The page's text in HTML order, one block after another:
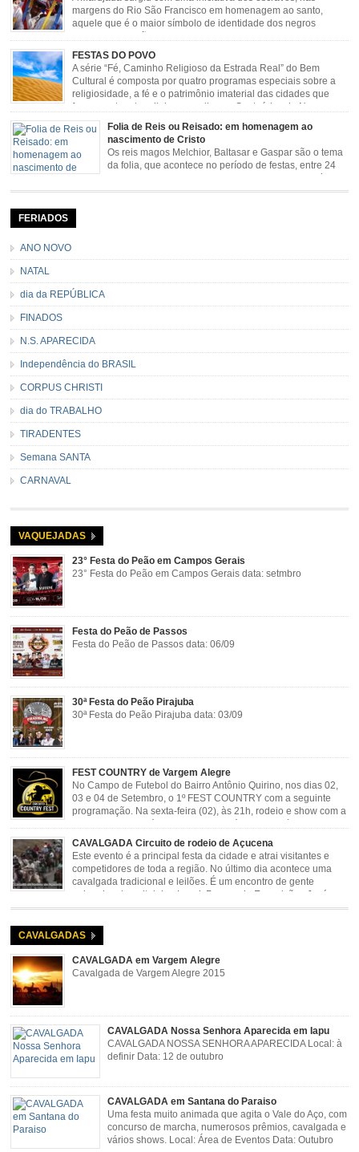
margens do Rio São Francisco em homenagem ao santo,
aquele que é o maior símbolo de identidade dos negros
sendo milagroso e grande protetor de suas causas. o ponto alto da festa de
São Benedito é a Marujada. […]
FESTAS DO POVO
A série “Fé, Caminho Religioso da Estrada Real” do Bem
Cultural é composta por quatro programas especiais sobre a
religiosidade, a fé e o patrimônio imaterial das cidades que
fazem parte rota religiosa que liga os Santuários de Nossa
Senhora da Piedade (MG) e Nossa Senhora da Conceição Aparecida (SP)
pela Estrada Real. Quarto episódio […]
Folia de Reis ou Reisado: em homenagem ao
nascimento de Cristo
Os reis magos Melchior, Baltasar e Gaspar são o tema
da folia, que acontece no período de festas, entre 24
de dezembro e 06 de janeiro. Durante a festa, o líder e
seu contramestre lideram a música e o canto do grupo, passando pela
FERIADOS
ANO NOVO
NATAL
dia da REPÚBLICA
FINADOS
N.S. APARECIDA
Independência do BRASIL
CORPUS CHRISTI
dia do TRABALHO
TIRADENTES
Semana SANTA
CARNAVAL
VAQUEJADAS
23° Festa do Peão em Campos Gerais
23° Festa do Peão em Campos Gerais data: setmbro
Festa do Peão de Passos
Festa do Peão de Passos data: 06/09
30ª Festa do Peão Pirajuba
30ª Festa do Peão Pirajuba data: 03/09
FEST COUNTRY de Vargem Alegre
No Campo de Futebol do Bairro Antônio Quirino, nos dias 02,
03 e 04 de Setembro, o 1º FEST COUNTRY com a seguinte
programação. Na sexta-feira (02), às 21h, rodeio e show com a
rodeio e shows com o Trio Pé de Cedro e o Trio […]
CAVALGADA Circuito de rodeio de Açucena
Este evento é a principal festa da cidade e atrai visitantes e
competidores de toda a região. No último dia acontece uma
cavalgada tradicional e leilões. É um encontro de gente
animada e hospitaleira. Local: Parque de Exposições José
Rosa Guimarães, Açucena Data: Setembro
CAVALGADAS
CAVALGADA em Vargem Alegre
Cavalgada de Vargem Alegre 2015
CAVALGADA Nossa Senhora Aparecida em Iapu
CAVALGADA NOSSA SENHORA APARECIDA Local: à
definir Data: 12 de outubro
CAVALGADA em Santana do Paraiso
Uma festa muito animada que agita o Vale do Aço, com
concurso de marcha, numerosos prêmios, cavalgada e
vários shows. Local: Área de Eventos Data: Outubro